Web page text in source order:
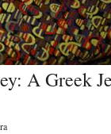
A Greek